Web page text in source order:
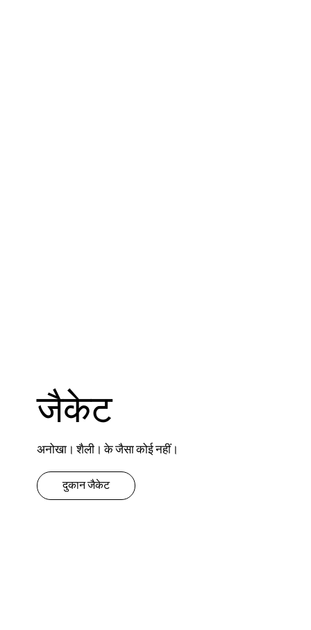
जैकेट
अनोखा। शैली। के जैसा कोई नहीं।
दुकान जैकेट